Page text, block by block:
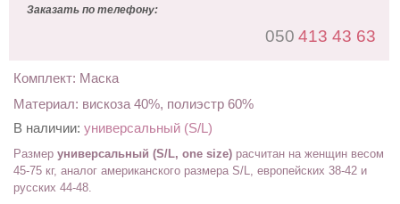
Заказать по телефону:
050 413 43 63
Комплект: Маска
Материал: вискоза 40%, полиэстр 60%
В наличии: универсальный (S/L)
Размер универсальный (S/L, one size) расчитан на женщин весом
45-75 кг, аналог американского размера S/L, европейских 38-42 и
русских 44-48